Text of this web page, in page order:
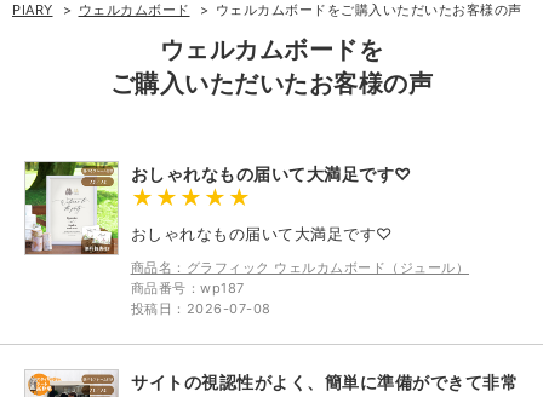
PIARY ウェルカムボード ウェルカムボードをご購入いただいたお客様の声
ウェルカムボードを
ご購入いただいたお客様の声
おしゃれなもの届いて大満足です♡
おしゃれなもの届いて大満足です♡
商品名：グラフィック ウェルカムボード（ジュール）
商品番号：wp187
投稿日：2026-07-08
サイトの視認性がよく、簡単に準備ができて非常